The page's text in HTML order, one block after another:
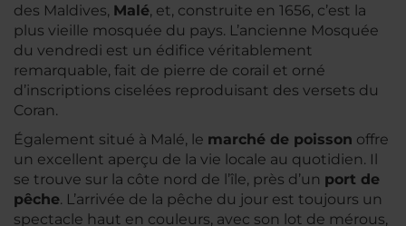
des Maldives, Malé, et, construite en 1656, c’est la
plus vieille mosquée du pays. L’ancienne Mosquée
du vendredi est un édifice véritablement
remarquable, fait de pierre de corail et orné
d’inscriptions ciselées reproduisant des versets du
Coran.
Également situé à Malé, le marché de poisson offre
un excellent aperçu de la vie locale au quotidien. Il
se trouve sur la côte nord de l’île, près d’un port de
pêche. L’arrivée de la pêche du jour est toujours un
spectacle haut en couleurs, avec son lot de mérous,